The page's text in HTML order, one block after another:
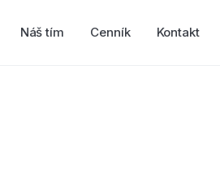
Náš tím Cenník Kontakt